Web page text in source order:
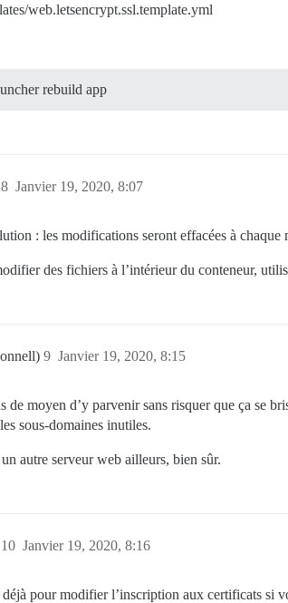
web.letsencrypt.ssl.template.yml
rebuild app
Janvier 19, 2020, 8:07
8
: les modifications seront effacées à
des fichiers à l’intérieur du conteneur,
Janvier 19, 2020, 8:15
9
de moyen d’y parvenir sans risquer que ça se
sous-domaines inutiles.
autre serveur web ailleurs, bien sûr.
Janvier 19, 2020, 8:16
10
pour modifier l’inscription aux certificats si